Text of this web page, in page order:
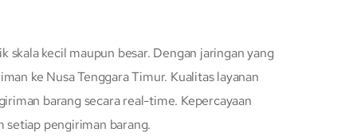
kecil maupun besar. Dengan jaringan yang
ke Nusa Tenggara Timur. Kualitas layanan
barang secara real-time. Kepercayaan
setiap pengiriman barang.